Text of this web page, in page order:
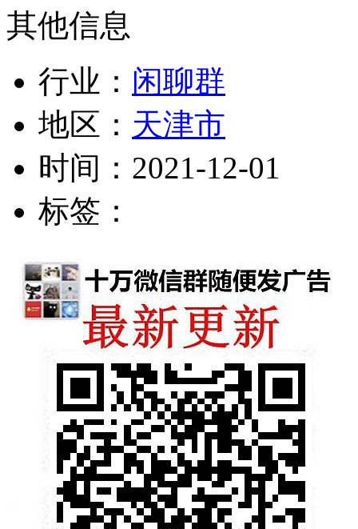
其他信息
行业： 闲聊群
地区： 天津市
时间： 2021-12-01
标签：